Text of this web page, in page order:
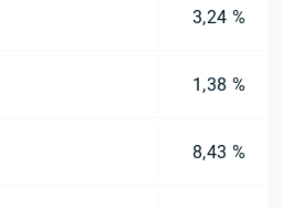
3,24 %
1,38 %
8,43 %